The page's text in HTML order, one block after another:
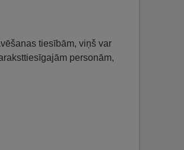
tiesībām, viņš var
personām,